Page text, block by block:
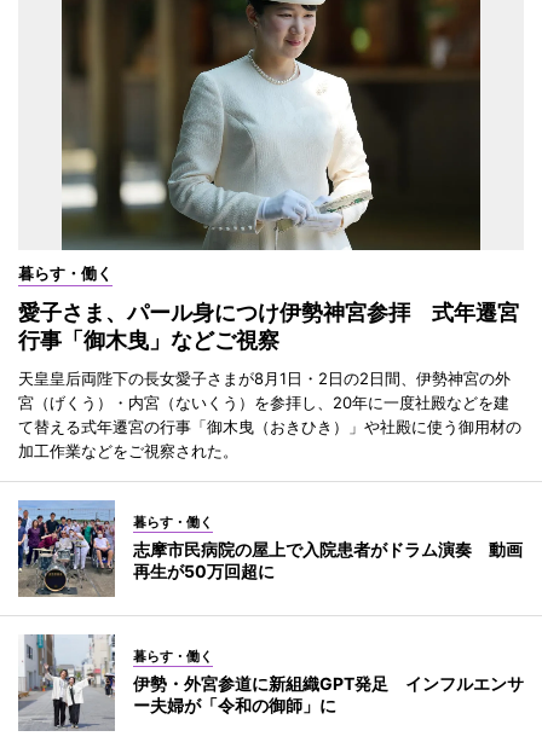
暮らす・働く
愛子さま、パール身につけ伊勢神宮参拝 式年遷宮
行事「御木曳」などご視察
天皇皇后両陛下の長女愛子さまが8月1日・2日の2日間、伊勢神宮の外
宮（げくう）・内宮（ないくう）を参拝し、20年に一度社殿などを建
て替える式年遷宮の行事「御木曳（おきひき）」や社殿に使う御用材の
加工作業などをご視察された。
暮らす・働く
志摩市民病院の屋上で入院患者がドラム演奏 動画
再生が50万回超に
暮らす・働く
伊勢・外宮参道に新組織GPT発足 インフルエンサ
ー夫婦が「令和の御師」に